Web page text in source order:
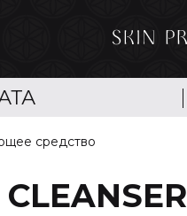
средство